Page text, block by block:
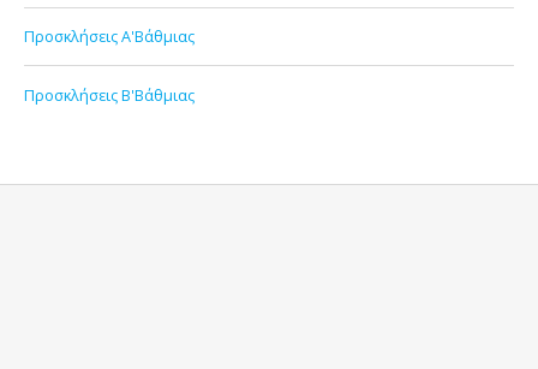
Προσκλήσεις Α'Βάθμιας
Προσκλήσεις Β'Βάθμιας